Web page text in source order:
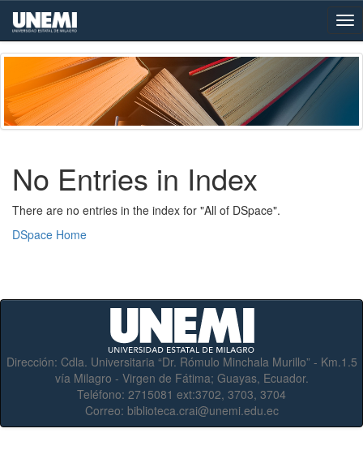
Skip
navigation
No Entries in Index
There are no entries in the index for "All of DSpace".
DSpace Home
Dirección: Cdla. Universitaria “Dr. Rómulo Minchala Murillo” - Km.1.5
vía Milagro - Virgen de Fátima; Guayas, Ecuador.
Teléfono: 2715081 ext:3702, 3703, 3704
Correo: biblioteca.crai@unemi.edu.ec